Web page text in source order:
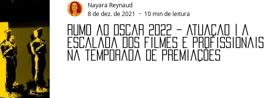
Rumo ao Oscar 2022 – Atuação | A
escalada dos filmes e profissionais
na temporada de premiações
Nayara Reynaud
8 de dez. de 2021
10 min de leitura